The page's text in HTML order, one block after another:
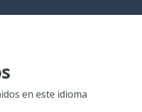
en este idioma